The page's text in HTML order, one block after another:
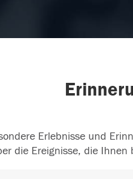
Erlebnisse und
die Ereignisse, die